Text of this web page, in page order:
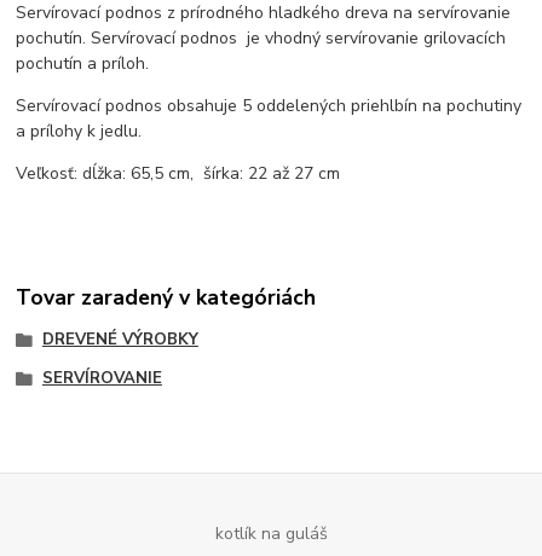
Servírovací podnos z prírodného hladkého dreva na servírovanie
pochutín. Servírovací podnos je vhodný servírovanie grilovacích
pochutín a príloh.
Servírovací podnos obsahuje 5 oddelených priehlbín na pochutiny
a prílohy k jedlu.
Veľkosť: dĺžka: 65,5 cm, šírka: 22 až 27 cm
Tovar zaradený v kategóriách
DREVENÉ VÝROBKY
SERVÍROVANIE
kotlík na guláš